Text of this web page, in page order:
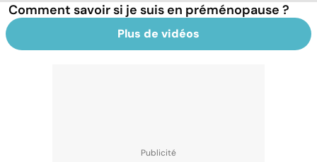
Comment savoir si je suis en préménopause ?
Plus de vidéos